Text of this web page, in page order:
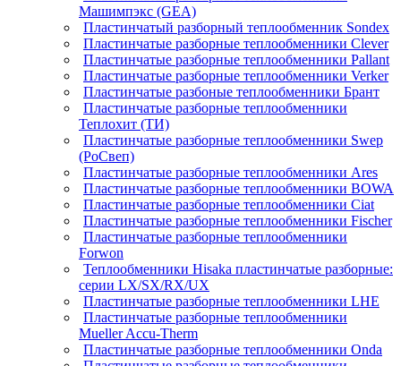
Машимпэкс (GEA)
Пластинчатый разборный теплообменник Sondex
Пластинчатые разборные теплообменники Clever
Пластинчатые разборные теплообменники Pallant
Пластинчатые разборные теплообменники Verker
Пластинчатые разбоные теплообменники Брант
Пластинчатые разборные теплообменники
Теплохит (ТИ)
Пластинчатые разборные теплообменники Swep
(РоСвеп)
Пластинчатые разборные теплообменники Ares
Пластинчатые разборные теплообменники BOWA
Пластинчатые разборные теплообменники Ciat
Пластинчатые разборные теплообменники Fischer
Пластинчатые разборные теплообменники
Forwon
Теплообменники Hisaka пластинчатые разборные:
серии LX/SX/RX/UX
Пластинчатые разборные теплообменники LHE
Пластинчатые разборные теплообменники
Mueller Accu-Therm
Пластинчатые разборные теплообменники Onda